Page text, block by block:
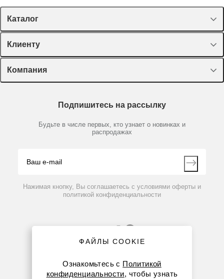
Каталог
Спецпредложения
Оборудование, приборы
Пластик, стекло, принадлежности
Химические реактивы, препараты, наборы
Производители
Клиенту
Лекторий Диаэм
Доставка и оплата
Мобильное приложение
Компания
Партнеры
Контакты
Подпишитесь на рассылку
Будьте в числе первых, кто узнает о новинках и
распродажах
Нажимая кнопку, Вы соглашаетесь с условиями оферты и
политикой конфиденциальности
ФАЙЛЫ COOKIE
Ознакомьтесь с Политикой
конфиденциальности, чтобы узнать